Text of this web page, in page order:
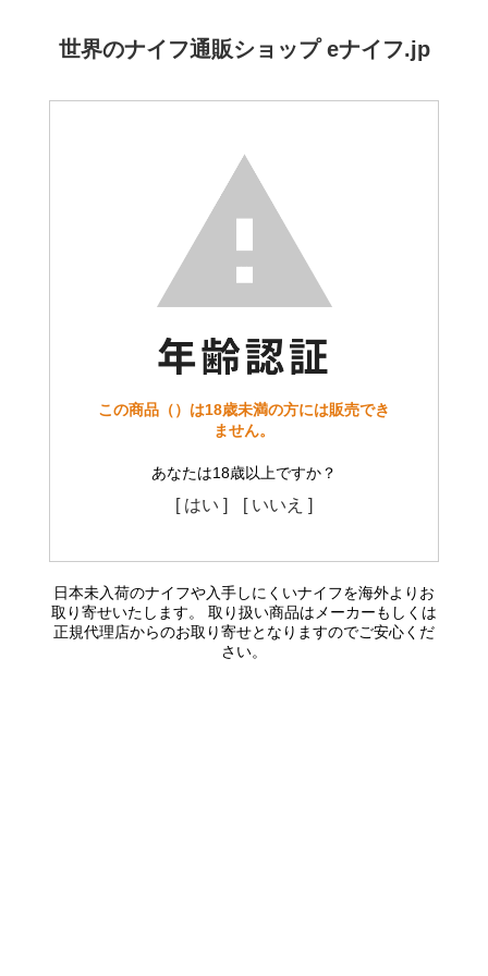
世界のナイフ通販ショップ eナイフ.jp
この商品（）は18歳未満の方には販売でき
ません。
あなたは18歳以上ですか？
[ はい ] [ いいえ ]
日本未入荷のナイフや入手しにくいナイフを海外よりお
取り寄せいたします。 取り扱い商品はメーカーもしくは
正規代理店からのお取り寄せとなりますのでご安心くだ
さい。